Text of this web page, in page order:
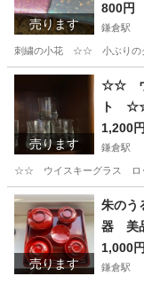
売ります
800円
鎌倉駅
刺繍の小花 ☆☆ 小ぶりのク
神奈川 鎌倉市 鎌倉
売ります
☆☆ ウ
ト
1,200円
鎌倉駅
☆☆ ウイスキーグラス ロッ
神奈川 鎌倉市 鎌倉
売ります
朱の
器
1,000円
鎌倉駅